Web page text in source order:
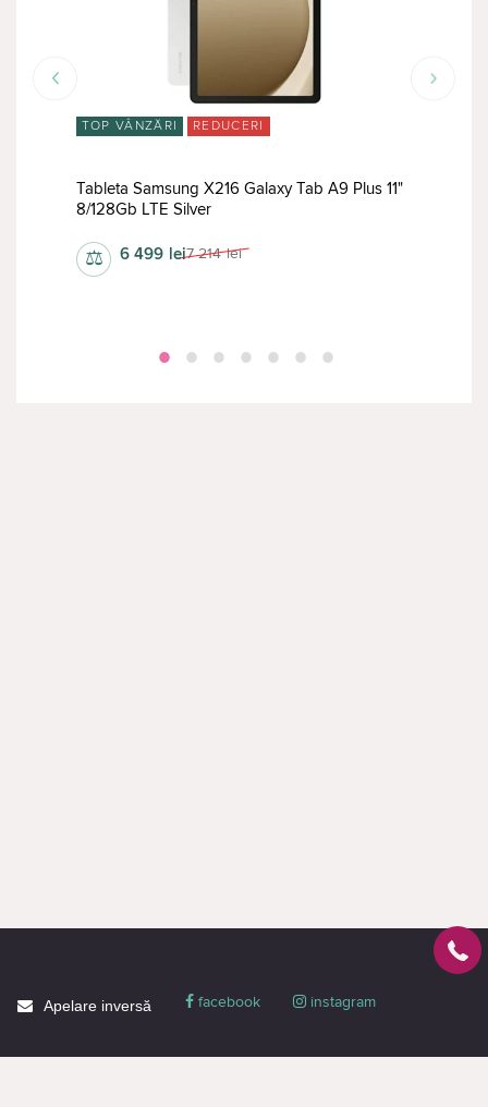
TOP VÂNZĂRI REDUCERI
Tableta Samsung X216 Galaxy Tab A9 Plus 11"
8/128Gb LTE Silver
7 214 lei
6 499 lei
⚖
Apelare inversă facebook instagram